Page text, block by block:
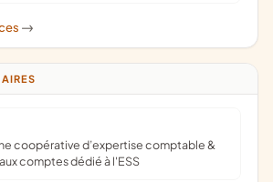
->
comptes dédié à l'ESS